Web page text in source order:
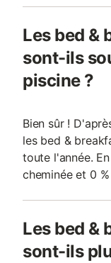
Les bed &
sont-ils
piscine ?
Bien sûr !
les bed &
toute l'année.
cheminée et 0
Les bed &
sont-ils